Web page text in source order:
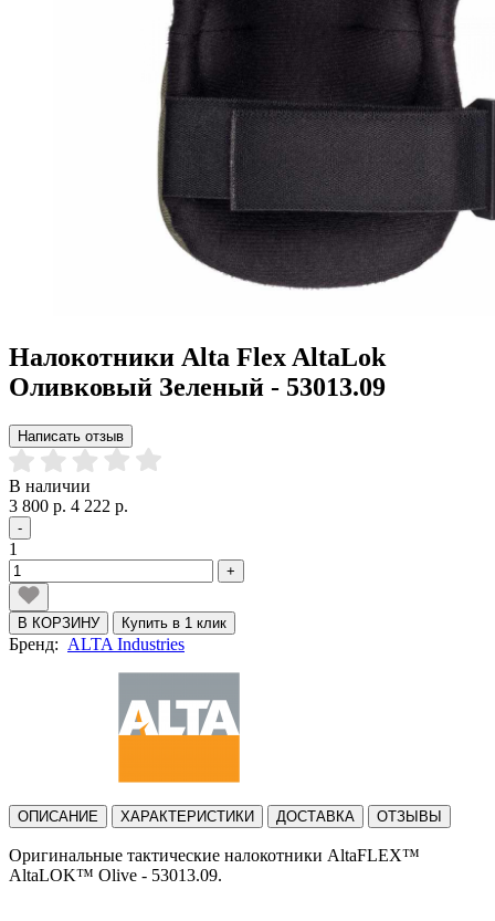
Налокотники Alta Flex AltaLok
Оливковый Зеленый - 53013.09
Написать отзыв
В наличии
3 800 р. 4 222 р.
-
1
+
В КОРЗИНУ Купить в 1 клик
Бренд: ALTA Industries
ОПИСАНИЕ ХАРАКТЕРИСТИКИ ДОСТАВКА ОТЗЫВЫ
Оригинальные тактические налокотники AltaFLEX™
AltaLOK™ Olive - 53013.09.